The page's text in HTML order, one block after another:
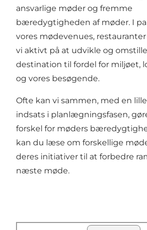
ansvarlige møder og fremme
bæredygtigheden af møder. I
vores mødevenues,
vi aktivt på at udvikle og
destination til fordel for miljøet,
og vores besøgende.
Ofte kan vi sammen, med en
indsats i planlægningsfasen,
forskel for møders
kan du læse om forskellige
deres initiativer til at forbedre
næste møde.